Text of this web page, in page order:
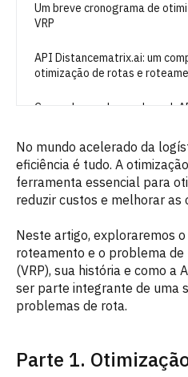
Um breve cronograma de
VRP
API Distancematrix.ai: um
otimização de rotas e
Casos de uso do mundo real:
Otimização de roteamento e
Conclusão
No mundo acelerado da
eficiência é tudo. A
ferramenta essencial para
reduzir custos e melhorar as
Neste artigo, exploraremos
roteamento e o problema
(VRP), sua história e como a
ser parte integrante de uma
problemas de rota.
Parte 1.